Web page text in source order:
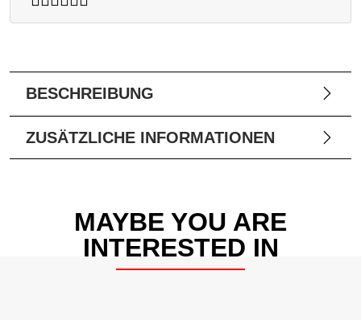
BESCHREIBUNG
ZUSÄTZLICHE INFORMATIONEN
MAYBE YOU ARE
INTERESTED IN